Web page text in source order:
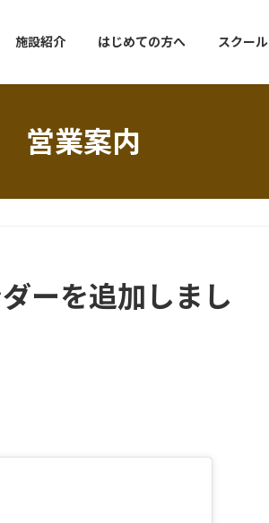
施設紹介 はじめての方へ スクール
営業案内
ーを追加しまし